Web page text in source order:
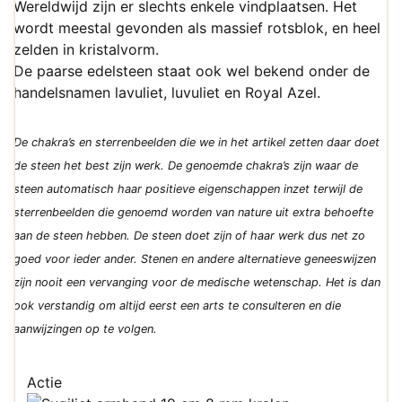
Wereldwijd zijn er slechts enkele vindplaatsen. Het
wordt meestal gevonden als massief rotsblok, en heel
zelden in kristalvorm.
De paarse edelsteen staat ook wel bekend onder de
handelsnamen lavuliet, luvuliet en Royal Azel.
De chakra’s en sterrenbeelden die we in het artikel zetten daar doet
de steen het best zijn werk. De genoemde chakra’s zijn waar de
steen automatisch haar positieve eigenschappen inzet terwijl de
sterrenbeelden die genoemd worden van nature uit extra behoefte
aan de steen hebben. De steen doet zijn of haar werk dus net zo
goed voor ieder ander. Stenen en andere alternatieve geneeswijzen
zijn nooit een vervanging voor de medische wetenschap. Het is dan
ook verstandig om altijd eerst een arts te consulteren en die
aanwijzingen op te volgen.
Actie